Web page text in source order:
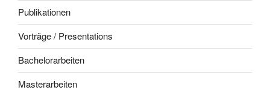
Publikationen
Vorträge / Presentations
Bachelorarbeiten
Masterarbeiten